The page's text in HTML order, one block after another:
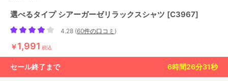
選べるタイプ シアーガーゼリラックスシャツ [C3967]
4.28 (60件の口コミ )
￥1,991 税込
セール終了まで 6時間26分29秒